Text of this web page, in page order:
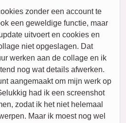
zonder een account te
een geweldige functie, maar
uitvoert en cookies en
niet opgeslagen. Dat
werken aan de collage en ik
nog wat details afwerken.
aangemaakt om mijn werk op
had ik een screenshot
zodat ik het niet helemaal
Maar ik moest nog wel